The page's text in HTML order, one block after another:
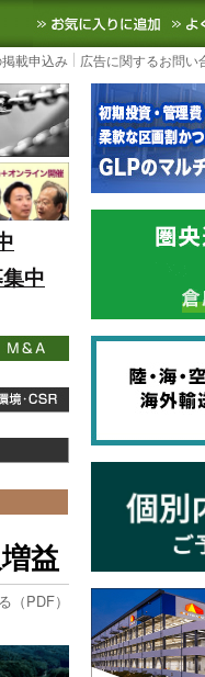
内外の最新の物流ニュお
載申込み 広告に関するお問い
中
益
（PDF）